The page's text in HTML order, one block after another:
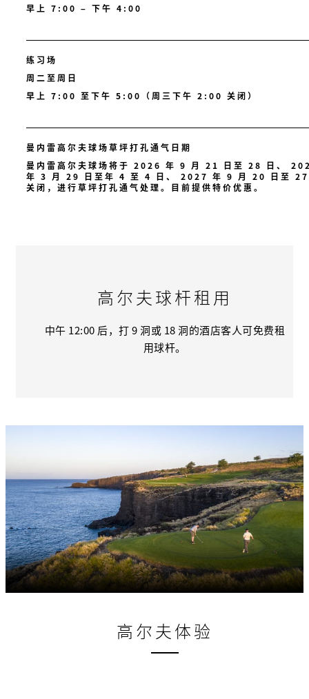
早上 7:00 – 下午 4:00
练习场
周二至周日
早上 7:00 至下午 5:00（周三下午 2:00 关闭）
曼内雷高尔夫球场草坪打孔通气日期
曼内雷高尔夫球场将于 2026 年 9 月 21 日至 28 日、
年 3 月 29 日至年 4 至 4 日、 2027 年 9 月 20 日至
关闭，进行草坪打孔通气处理。目前提供特价优惠。
高尔夫球杆租用
中午 12:00 后，打 9 洞或 18 洞的酒店客人可免费租
用球杆。
高尔夫体验